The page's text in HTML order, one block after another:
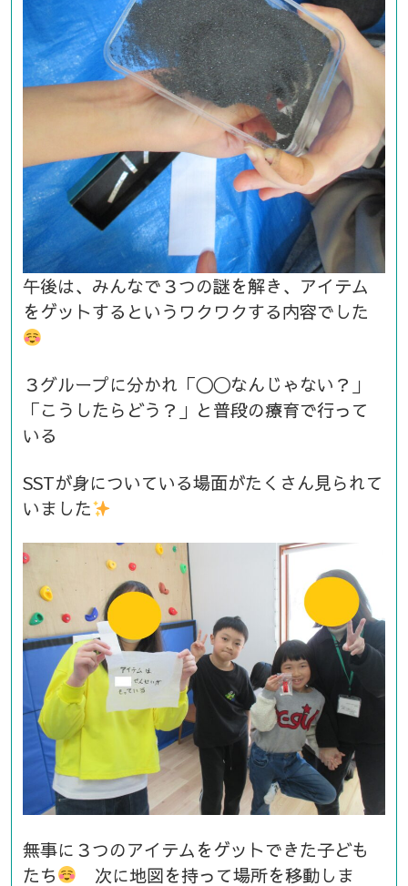
午後は、みんなで３つの謎を解き、アイテム
をゲットするというワクワクする内容でした
３グループに分かれ「〇〇なんじゃない？」
「こうしたらどう？」と普段の療育で行って
いる
SSTが身についている場面がたくさん見られて
いました
無事に３つのアイテムをゲットできた子ども
たち
次に地図を持って場所を移動しま